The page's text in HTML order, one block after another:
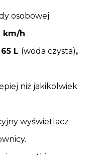
osobowej.
km/h
65 L (woda czysta),
niż jakikolwiek
wyświetlacz